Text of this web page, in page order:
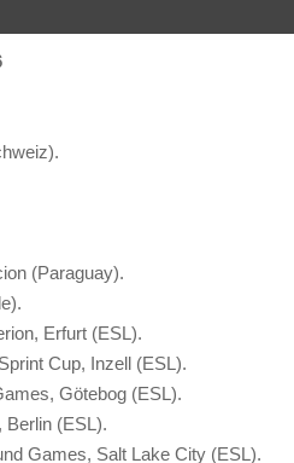
(Paraguay).
Erfurt (ESL).
Cup, Inzell (ESL).
Götebog (ESL).
Berlin (ESL).
Games, Salt Lake City (ESL).